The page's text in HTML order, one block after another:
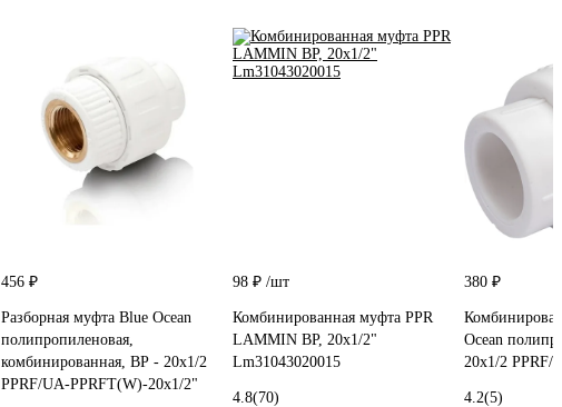
456 ₽
Разборная муфта Blue Ocean
полипропиленовая,
комбинированная, ВР - 20х1/2
PPRF/UA-PPRFT(W)-20х1/2"
98 ₽ /шт
Комбинированная муфта PPR
LAMMIN ВР, 20х1/2"
Lm31043020015
4.8(70)
380 ₽
Ocean
20x1/2 PPRF/
4.2(5)